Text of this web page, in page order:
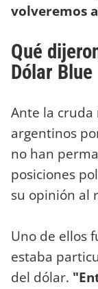
volveremos
Qué
Dólar Blue
Ante la
argentinos
no han
posiciones
su opinión al
Uno de ellos
estaba
del dólar.